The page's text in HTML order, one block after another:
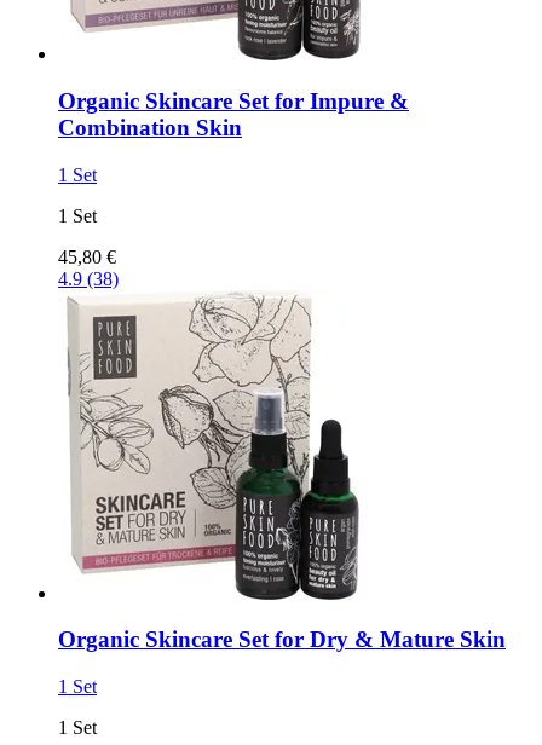
Organic Skincare Set for Impure &
Combination Skin
1 Set
1 Set
45,80 €
4.9 (38)
Organic Skincare Set for Dry & Mature Skin
1 Set
1 Set